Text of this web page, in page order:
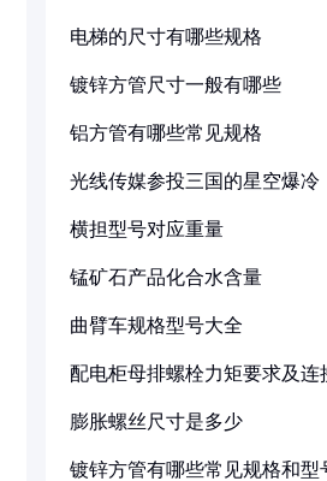
电梯的尺寸有哪些规格
镀锌方管尺寸一般有哪些
铝方管有哪些常见规格
光线传媒参投三国的星空爆冷
横担型号对应重量
锰矿石产品化合水含量
曲臂车规格型号大全
配电柜母排螺栓力矩要求及连
膨胀螺丝尺寸是多少
镀锌方管有哪些常见规格和型